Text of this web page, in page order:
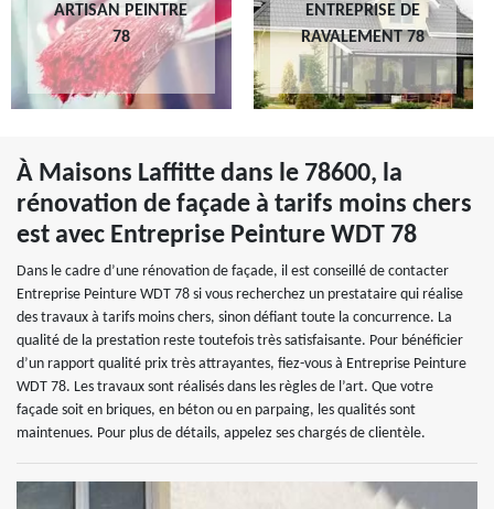
ARTISAN PEINTRE
78
ENTREPRISE DE
RAVALEMENT 78
À Maisons Laffitte dans le 78600, la
rénovation de façade à tarifs moins chers
est avec Entreprise Peinture WDT 78
Dans le cadre d’une rénovation de façade, il est conseillé de contacter
Entreprise Peinture WDT 78 si vous recherchez un prestataire qui réalise
des travaux à tarifs moins chers, sinon défiant toute la concurrence. La
qualité de la prestation reste toutefois très satisfaisante. Pour bénéficier
d’un rapport qualité prix très attrayantes, fiez-vous à Entreprise Peinture
WDT 78. Les travaux sont réalisés dans les règles de l’art. Que votre
façade soit en briques, en béton ou en parpaing, les qualités sont
maintenues. Pour plus de détails, appelez ses chargés de clientèle.